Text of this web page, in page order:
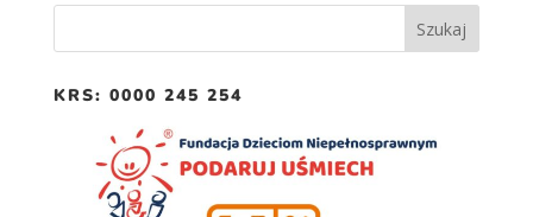
KRS: 0000 245 254